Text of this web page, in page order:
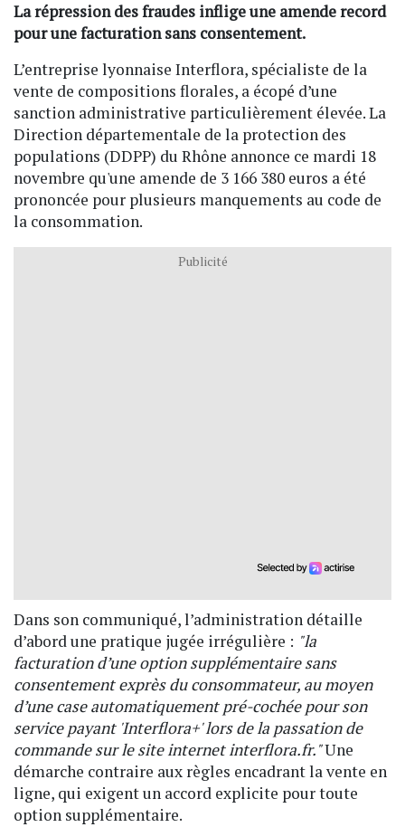
La répression des fraudes inflige une amende record
pour une facturation sans consentement.
L’entreprise lyonnaise Interflora, spécialiste de la
vente de compositions florales, a écopé d’une
sanction administrative particulièrement élevée. La
Direction départementale de la protection des
populations (DDPP) du Rhône annonce ce mardi 18
novembre qu'une amende de 3 166 380 euros a été
prononcée pour plusieurs manquements au code de
la consommation.
Publicité
Dans son communiqué, l’administration détaille
d’abord une pratique jugée irrégulière : "la
facturation d’une option supplémentaire sans
consentement exprès du consommateur, au moyen
d’une case automatiquement pré-cochée pour son
service payant 'Interflora+' lors de la passation de
commande sur le site internet interflora.fr."Une
démarche contraire aux règles encadrant la vente en
ligne, qui exigent un accord explicite pour toute
option supplémentaire.